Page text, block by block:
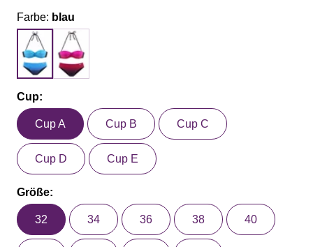
Farbe: blau
Cup:
Cup A Cup B Cup C
Cup D Cup E
Größe:
32 34 36 38 40